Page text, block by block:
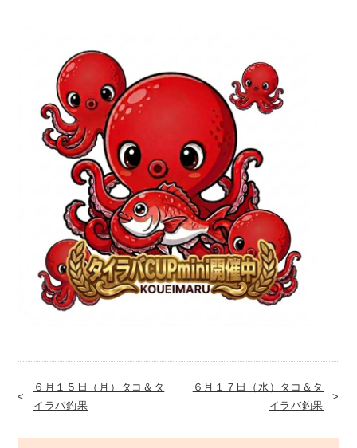
６月１５日（月）タコ＆タ
イラバ釣果
６月１７日（水）タコ＆タ
イラバ釣果